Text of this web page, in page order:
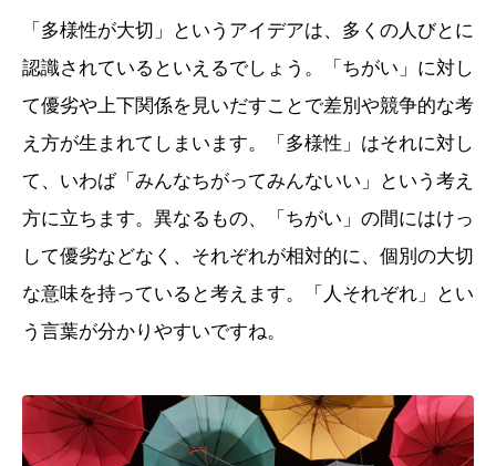
「多様性が大切」というアイデアは、多くの人びとに
認識されているといえるでしょう。「ちがい」に対し
て優劣や上下関係を見いだすことで差別や競争的な考
え方が生まれてしまいます。「多様性」はそれに対し
て、いわば「みんなちがってみんないい」という考え
方に立ちます。異なるもの、「ちがい」の間にはけっ
して優劣などなく、それぞれが相対的に、個別の大切
な意味を持っていると考えます。「人それぞれ」とい
う言葉が分かりやすいですね。